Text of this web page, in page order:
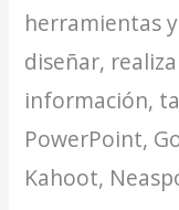
herramientas
diseñar,
información,
PowerPoint,
Kahoot,